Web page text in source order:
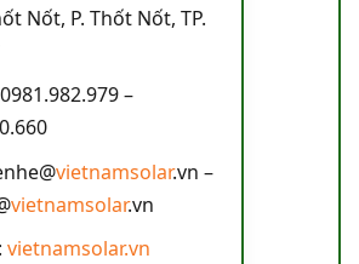
Nốt, P. Thốt Nốt, TP.
–
vietnamsolar.vn –
vietnamsolar.vn
vietnamsolar.vn